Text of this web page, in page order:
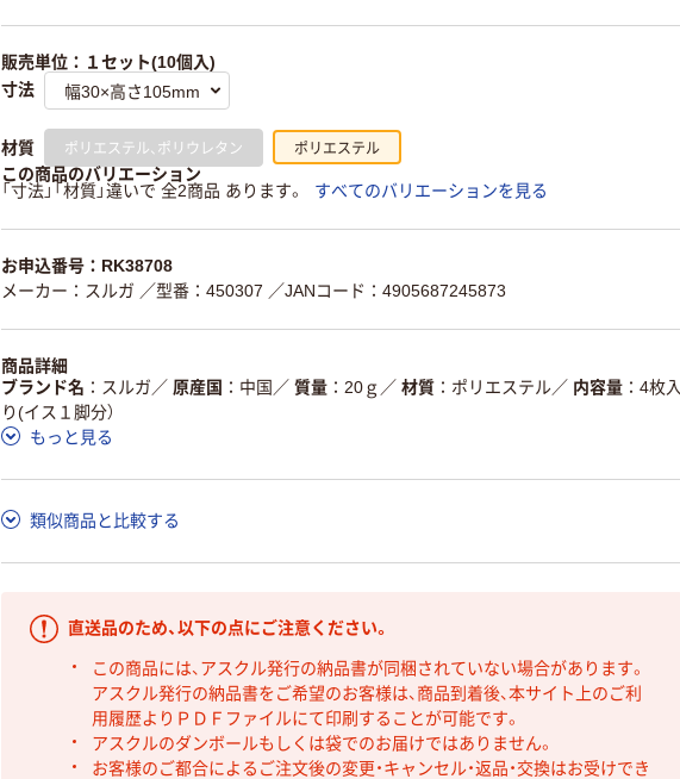
販売単位：１セット(10個入)
寸法
材質 ポリエステル、ポリウレタン ポリエステル
この商品のバリエーション
「寸法」「材質」違いで 全2商品 あります。
すべてのバリエーションを見る
お申込番号：RK38708
メーカー：スルガ ／型番：450307 ／JANコード：4905687245873
商品詳細
ブランド名
スルガ ／ 原産国 中国 ／ 質量 20ｇ ／ 材質 ポリエステル／ 内容量
4枚入
り(イス１脚分）
もっと見る
類似商品と比較する
直送品のため、以下の点にご注意ください。
この商品には、アスクル発行の納品書が同梱されていない場合があります。
アスクル発行の納品書をご希望のお客様は、商品到着後、本サイト上のご利
用履歴よりＰＤＦファイルにて印刷することが可能です。
アスクルのダンボールもしくは袋でのお届けではありません。
お客様のご都合によるご注文後の変更・キャンセル・返品・交換はお受けでき